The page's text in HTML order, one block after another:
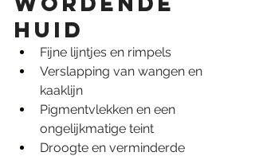
huid
Fijne lijntjes en rimpels
Verslapping van wangen en
kaaklijn
Pigmentvlekken en een
ongelijkmatige teint
Droogte en verminderde